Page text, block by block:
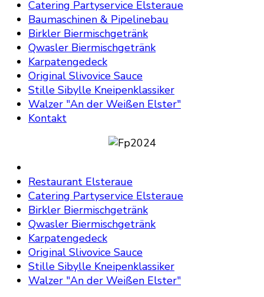
Catering Partyservice Elsteraue
Baumaschinen & Pipelinebau
Birkler Biermischgetränk
Qwasler Biermischgetränk
Karpatengedeck
Original Slivovice Sauce
Stille Sibylle Kneipenklassiker
Walzer "An der Weißen Elster"
Kontakt
Restaurant Elsteraue
Catering Partyservice Elsteraue
Birkler Biermischgetränk
Qwasler Biermischgetränk
Karpatengedeck
Original Slivovice Sauce
Stille Sibylle Kneipenklassiker
Walzer "An der Weißen Elster"